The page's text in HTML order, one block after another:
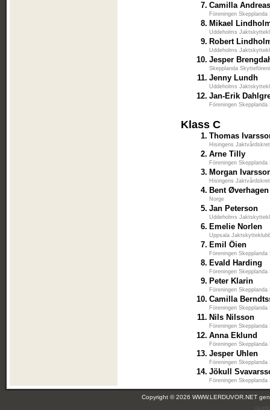
7. Camilla
Föreningen
8. Mikael
Uddeholms
9. Robert
Uddeholms
10. Jesper
Skepplanda
11. Jenny Lundh
Uddeholms
12. Jan-Erik
Föreningen
Klass C
1. Thomas
Hisingens
2. Arne Tilly
Föreningen
3. Morgan
Hisingens
4. Bent Øverhagen
Norge
5. Jan Peterson
Uddeholms
6. Emelie Norlen
Uppsala
7. Emil Öien
Föreningen
8. Evald Harding
Föreningen
9. Peter Klarin
Föreningen
10. Camilla
Föreningen
11. Nils Nilsson
Föreningen
12. Anna Eklund
Föreningen
13. Jesper Uhlen
Föreningen
14. Jökull
Föreningen
Copyright © 2026 WWW.LERDUVOR.NET